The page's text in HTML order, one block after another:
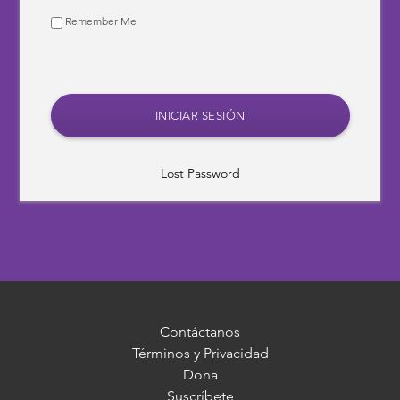
Remember Me
Lost Password
Contáctanos
Términos y Privacidad
Dona
Suscríbete